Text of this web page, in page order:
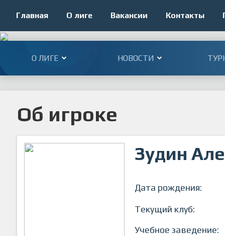
Главная О лиге Вакансии Контакты
О ЛИГЕ НОВОСТИ
Об игроке
Зудин
Дата рождения:
Текущий клуб:
Учебное заведение: